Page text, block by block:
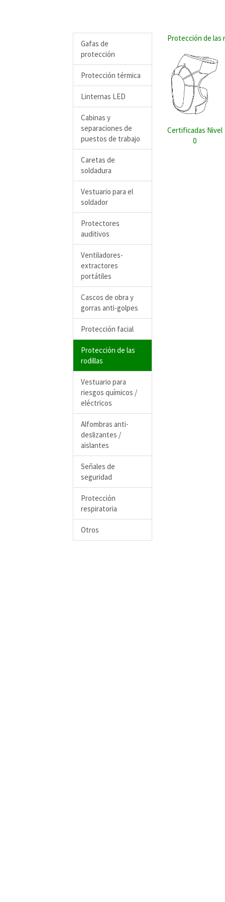
Gafas de
protección
Protección térmica
Linternas LED
Cabinas y
separaciones de
puestos de trabajo
Caretas de
soldadura
Vestuario para el
soldador
Protectores
auditivos
Ventiladores-
extractores
portátiles
Cascos de obra y
gorras anti-golpes
Protección facial
Protección de las
rodillas
Vestuario para
riesgos químicos /
eléctricos
Alfombras anti-
deslizantes /
aislantes
Señales de
seguridad
Protección
respiratoria
Otros
Protección de las
Certificadas Nivel
0